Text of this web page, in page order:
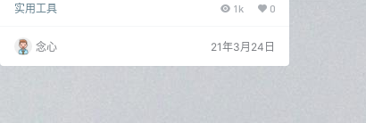
能够根据自己的需要创建自定义浮动符以放置可以执行
应用程序级别区域。 它允许您创建强大的鼠标手势节省
您的时间。性能、界面、兼容性全面提升，目前处于开
发和测试的alpha阶段，借助摇杆支持，修改器，热
实用工具 1k 0
念心 21年3月24日